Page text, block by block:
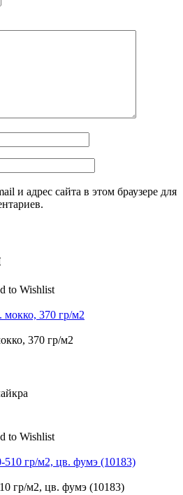
и адрес сайта в этом браузере для
370 гр/м2
гр/м2, цв. фумэ (10183)